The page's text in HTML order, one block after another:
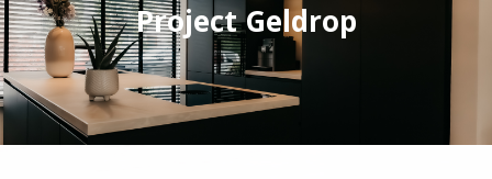
Project Geldrop